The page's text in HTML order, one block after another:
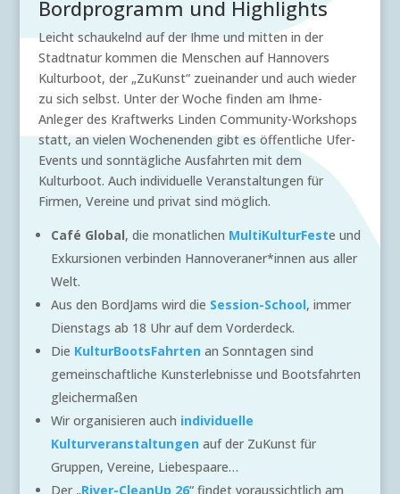
Bordprogramm und Highlights
Leicht schaukelnd auf der Ihme und mitten in der
Stadtnatur kommen die Menschen auf Hannovers
Kulturboot, der „ZuKunst“ zueinander und auch wieder
zu sich selbst. Unter der Woche finden am Ihme-
Anleger des Kraftwerks Linden Community-Workshops
statt, an vielen Wochenenden gibt es öffentliche Ufer-
Events und sonntägliche Ausfahrten mit dem
Kulturboot. Auch individuelle Veranstaltungen für
Firmen, Vereine und privat sind möglich.
Café Global, die monatlichen MultiKulturFeste und
Exkursionen verbinden Hannoveraner*innen aus aller
Welt.
Aus den BordJams wird die Session-School, immer
Dienstags ab 18 Uhr auf dem Vorderdeck.
Die KulturBootsFahrtenan Sonntagen sind
gemeinschaftliche Kunsterlebnisse und Bootsfahrten
gleichermaßen
Wir organisieren auch individuelle
Kulturveranstaltungen auf der ZuKunst für
Gruppen, Vereine, Liebespaare…
Der „River-CleanUp 26“ findet voraussichtlich am